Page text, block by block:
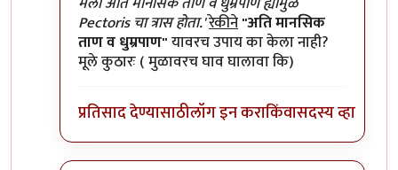
Pectoris चा त्रास होता.' रेकीने"अति मानसिक
ताण व धुम्रपाण"यावरच उपाय का केला नाही?
मूले कुठारः ( मुळावरच घाव घालावा कि)
प्रतिसाद देण्यासाठीलॉग इन कराकिंवासदस्य व्हा